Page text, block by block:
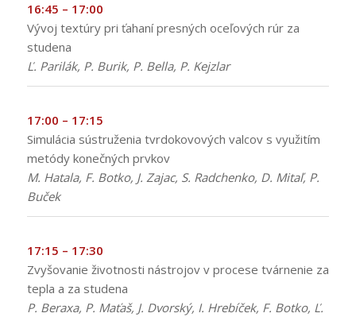
16:45 – 17:00
Vývoj textúry pri ťahaní presných oceľových rúr za
studena
Ľ. Parilák, P. Burik, P. Bella, P. Kejzlar
17:00 – 17:15
Simulácia sústruženia tvrdokovových valcov s využitím
metódy konečných prvkov
M. Hatala, F. Botko, J. Zajac, S. Radchenko, D. Mitaľ, P.
Buček
17:15 – 17:30
Zvyšovanie životnosti nástrojov v procese tvárnenie za
tepla a za studena
P. Beraxa, P. Maťaš, J. Dvorský, I. Hrebíček, F. Botko, Ľ.